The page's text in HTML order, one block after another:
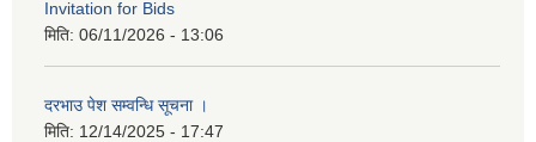
Invitation for Bids
मिति: 06/11/2026 - 13:06
दरभाउ पेश सम्वन्धि सूचना ।
मिति: 12/14/2025 - 17:47